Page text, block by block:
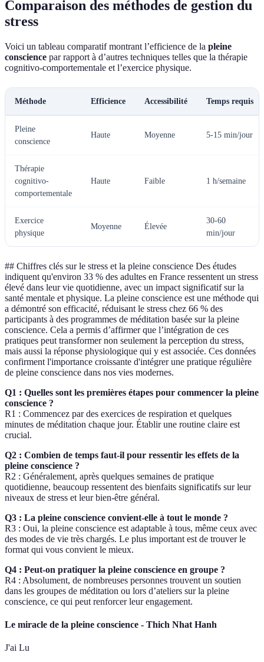
Comparaison des méthodes de gestion du
stress
Voici un tableau comparatif montrant l’efficience de la pleine
conscience par rapport à d’autres techniques telles que la thérapie
cognitivo-comportementale et l’exercice physique.
Méthode Efficience Accessibilité Temps requis
Pleine
conscience
Haute Moyenne 5-15 min/jour
Thérapie
cognitivo-
comportementale
Haute Faible 1 h/semaine
Exercice
physique
Moyenne Élevée
30-60
min/jour
## Chiffres clés sur le stress et la pleine conscience Des études
indiquent qu'environ 33 % des adultes en France ressentent un stress
élevé dans leur vie quotidienne, avec un impact significatif sur la
santé mentale et physique. La pleine conscience est une méthode qui
a démontré son efficacité, réduisant le stress chez 66 % des
participants à des programmes de méditation basée sur la pleine
conscience. Cela a permis d’affirmer que l’intégration de ces
pratiques peut transformer non seulement la perception du stress,
mais aussi la réponse physiologique qui y est associée. Ces données
confirment l'importance croissante d'intégrer une pratique régulière
de pleine conscience dans nos vies modernes.
Q1 : Quelles sont les premières étapes pour commencer la pleine
conscience ?
R1 : Commencez par des exercices de respiration et quelques
minutes de méditation chaque jour. Établir une routine claire est
crucial.
Q2 : Combien de temps faut-il pour ressentir les effets de la
pleine conscience ?
R2 : Généralement, après quelques semaines de pratique
quotidienne, beaucoup ressentent des bienfaits significatifs sur leur
niveaux de stress et leur bien-être général.
Q3 : La pleine conscience convient-elle à tout le monde ?
R3 : Oui, la pleine conscience est adaptable à tous, même ceux avec
des modes de vie très chargés. Le plus important est de trouver le
format qui vous convient le mieux.
Q4 : Peut-on pratiquer la pleine conscience en groupe ?
R4 : Absolument, de nombreuses personnes trouvent un soutien
dans les groupes de méditation ou lors d’ateliers sur la pleine
conscience, ce qui peut renforcer leur engagement.
Le miracle de la pleine conscience - Thich Nhat Hanh
J'ai Lu